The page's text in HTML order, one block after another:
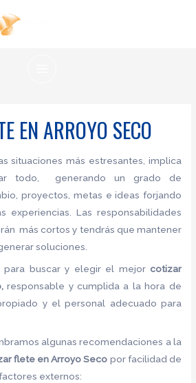
EN ARROYO SECO
situaciones más estresantes, implica
todo, generando un grado de
proyectos, metas e ideas forjando
experiencias. Las responsabilidades
más cortos y tendrás que mantener
soluciones.
para buscar y elegir el mejor cotizar
responsable y cumplida a la hora de
y el personal adecuado para
algunas recomendaciones a la
fleteen Arroyo Seco por facilidad de
externos: